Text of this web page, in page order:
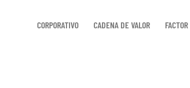
CORPORATIVO CADENA DE VALOR